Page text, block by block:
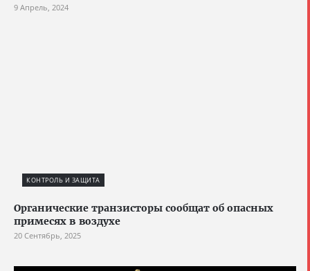
9 Апрель, 2024
КОНТРОЛЬ И ЗАЩИТА
Органические транзисторы сообщат об опасных
примесях в воздухе
20 Сентябрь, 2025